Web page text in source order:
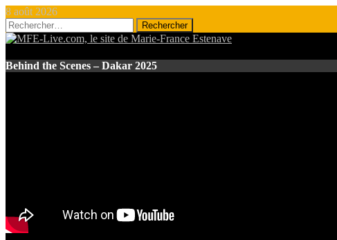
8 août 2026
Rechercher :
Behind the Scenes – Dakar 2025